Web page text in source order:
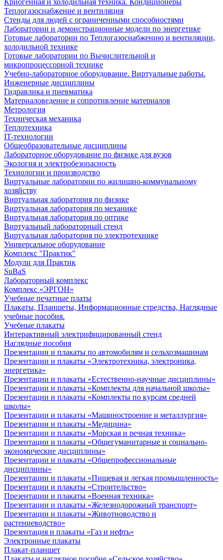
Криогенная и холодильная техника. Кондиционеры
Теплогазоснабжение и вентиляция
Стенды для людей с ограниченными способностями
Лаборатории и демонстрационные модели по энергетике
Готовые лаборатории по Теплогазоснабжению и вентиляции,
холодильной технике
Готовые лаборатории по Вычислительной и
микропроцессорной технике
Учебно-лабораторное оборудование. Виртуальные работы.
Инженерные дисциплины
Гидравлика и пневматика
Материаловедение и сопротивление материалов
Метрология
Техническая механика
Теплотехника
IT-технологии
Общеобразовательные дисциплины
Лабораторное оборудование по физике для вузов
Экология и электробезопасность
Технологии и производство
Виртуальные лаборатории по жилищно-коммунальному
хозяйству
Виртуальная лаборатория по физике
Виртуальная лаборатория по механике
Виртуальная лаборатория по оптике
Виртуальный лабораторный стенд
Виртуальная лаборатория по электротехнике
Универсальное оборудование
Комплекс "Практик"
Модули для Практик
SuBaS
Лабораторный комплекс
Комплекс «ЭРГОН»
Учебные печатные платы
Плакаты, Планшеты, Информационные стредства, Наглядные
учебные пособия.
Учебные плакаты
Интерактивный электрифицированный стенд
Наглядные пособия
Презентации и плакаты по автомобилям и сельхозмашинам
Презентации и плакаты «Электротехника, электроника,
энергетика»
Презентации и плакаты «Естественно-научные дисциплины»
Презентации и плакаты «Комплекты для начальной школы»
Презентации и плакаты «Комплекты по курсам средней
школы»
Презентации и плакаты «Машиностроение и металлургия»
Презентации и плакаты «Медицина»
Презентации и плакаты «Морская и речная техника»
Презентации и плакаты «Общегуманитарные и социально-
экономические дисциплины»
Презентации и плакаты «Общепрофессиональные
дисциплины»
Презентации и плакаты «Пищевая и легкая промышленность»
Презентации и плакаты «Строительство»
Презентации и плакаты «Военная техника»
Презентации и плакаты «Железнодорожный транспорт»
Презентации и плакаты «Животноводство и
растениеводство»
Презентация и плакаты «Газ и нефть»
Электронные плакаты
Плакат-планшет